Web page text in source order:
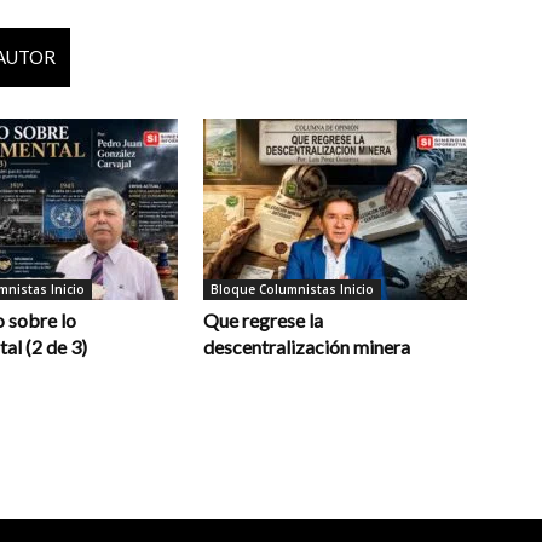
Inicio
sobre lo
(2 de 3)
Bloque Columnistas Inicio
Que regrese la
descentralización minera